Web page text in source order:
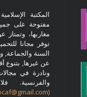
المكتبة
مفتوحة على
مغاربها، وتمتاز
توفر مجانا
السنة والجماعة,
عن غيرها, بتنوع
ونادرة في
والفرنسية.
(fobcaf@gmail.com)